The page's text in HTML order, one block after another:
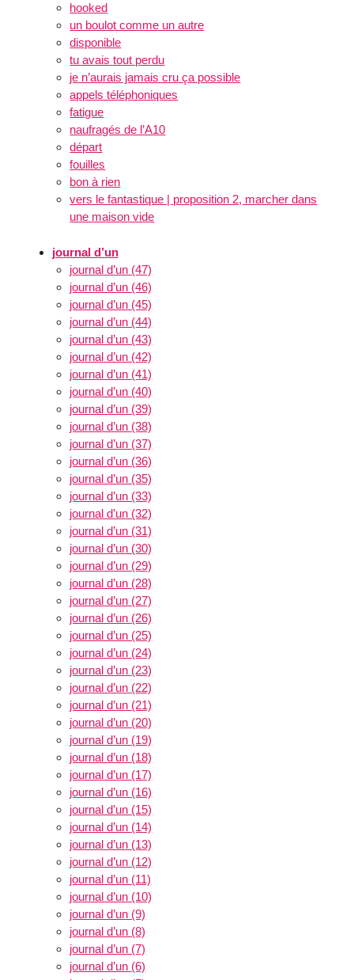
hooked
un boulot comme un autre
disponible
tu avais tout perdu
je n’aurais jamais cru ça possible
appels téléphoniques
fatigue
naufragés de l’A10
départ
fouilles
bon à rien
vers le fantastique | proposition 2, marcher dans
une maison vide
journal d’un
journal d’un (47)
journal d’un (46)
journal d’un (45)
journal d’un (44)
journal d’un (43)
journal d’un (42)
journal d’un (41)
journal d’un (40)
journal d’un (39)
journal d’un (38)
journal d’un (37)
journal d’un (36)
journal d’un (35)
journal d’un (33)
journal d’un (32)
journal d’un (31)
journal d’un (30)
journal d’un (29)
journal d’un (28)
journal d’un (27)
journal d’un (26)
journal d’un (25)
journal d’un (24)
journal d’un (23)
journal d’un (22)
journal d’un (21)
journal d’un (20)
journal d’un (19)
journal d’un (18)
journal d’un (17)
journal d’un (16)
journal d’un (15)
journal d’un (14)
journal d’un (13)
journal d’un (12)
journal d’un (11)
journal d’un (10)
journal d’un (9)
journal d’un (8)
journal d’un (7)
journal d’un (6)